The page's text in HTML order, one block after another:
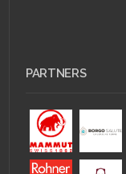
PARTNERS